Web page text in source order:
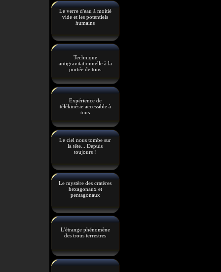
Le verre d'eau à moitié
vide et les potentiels
humains
Technique
antigravitationnelle à la
portée de tous
Expérience de
télékinésie accessible à
tous
Le ciel nous tombe sur
la tête... Depuis
toujours !
Le mystère des cratères
hexagonaux et
pentagonaux
L'étrange phénomène
des trous terrestres